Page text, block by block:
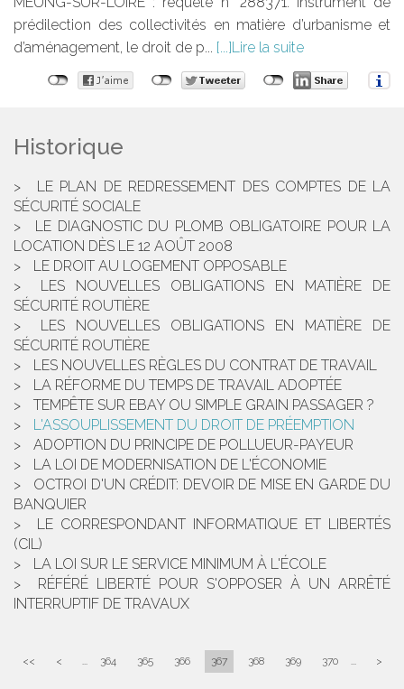
prédilection des collectivités en matière d’urbanisme et
d’aménagement, le droit de p...
Lire la suite
Historique
LE PLAN DE REDRESSEMENT DES COMPTES DE LA
SÉCURITÉ SOCIALE
LE DIAGNOSTIC DU PLOMB OBLIGATOIRE POUR LA
LOCATION DÈS LE 12 AOÛT 2008
LE DROIT AU LOGEMENT OPPOSABLE
LES NOUVELLES OBLIGATIONS EN MATIÈRE DE
SÉCURITÉ ROUTIÈRE
LES NOUVELLES OBLIGATIONS EN MATIÈRE DE
SÉCURITÉ ROUTIÈRE
LES NOUVELLES RÈGLES DU CONTRAT DE TRAVAIL
LA RÉFORME DU TEMPS DE TRAVAIL ADOPTÉE
TEMPÊTE SUR EBAY OU SIMPLE GRAIN PASSAGER ?
L'ASSOUPLISSEMENT DU DROIT DE PRÉEMPTION
ADOPTION DU PRINCIPE DE POLLUEUR-PAYEUR
LA LOI DE MODERNISATION DE L'ÉCONOMIE
OCTROI D'UN CRÉDIT: DEVOIR DE MISE EN GARDE DU
BANQUIER
LE CORRESPONDANT INFORMATIQUE ET LIBERTÉS
(CIL)
LA LOI SUR LE SERVICE MINIMUM À L'ÉCOLE
RÉFÉRÉ LIBERTÉ POUR S'OPPOSER À UN ARRÊTÉ
INTERRUPTIF DE TRAVAUX
<< < ... 364 365 366 367 368 369 370 ... >